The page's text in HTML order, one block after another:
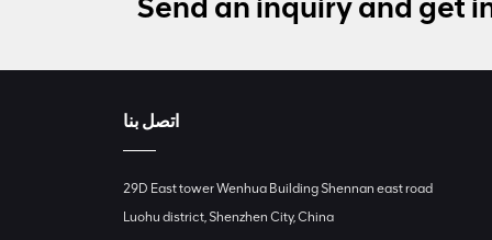
Send an inquiry and get
اتصل بنا
29D East tower Wenhua Building Shennan east road
Luohu district, Shenzhen City, China